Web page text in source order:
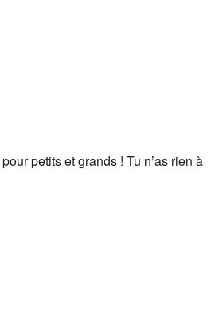
petits et grands ! Tu n’as rien à